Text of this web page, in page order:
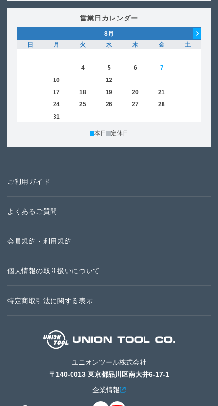
営業日カレンダー
8 月
日
月 火 水 木 金
土
4 5 6 7
10 12
17 18 19 20 21
24 25 26 27 28
31
本日 定休日
ご利用ガイド
よくあるご質問
会員規約・利用規約
個人情報の取り扱いについて
特定商取引法に関する表示
ユニオンツール株式会社
〒140-0013 東京都品川区南大井6-17-1
企業情報